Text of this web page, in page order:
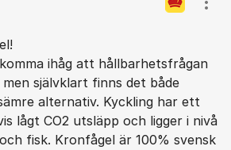
ihåg att hållbarhetsfrågan
självklart finns det både
alternativ. Kyckling har ett
lågt CO2 utsläpp och ligger i nivå
fisk. Kronfågel är 100% svensk